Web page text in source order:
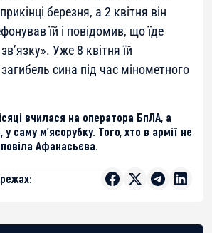
березня, а 2 квітня він
їй і повідомив, що їде
Уже 8 квітня їй
сина під час мінометного
вчилася на оператора БпЛА, а
саму м’ясорубку. Того, хто в армії не
Афанасьєва.